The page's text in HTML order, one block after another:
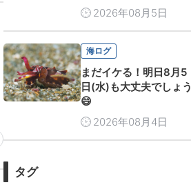
2026年08月5日
海ログ
まだイケる！明日8月5
日(水)も大丈夫でしょう
😄
2026年08月4日
タグ